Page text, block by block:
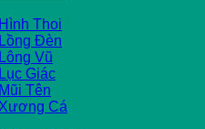
Thoi
Đèn
Vũ
Giác
Tên
Cá